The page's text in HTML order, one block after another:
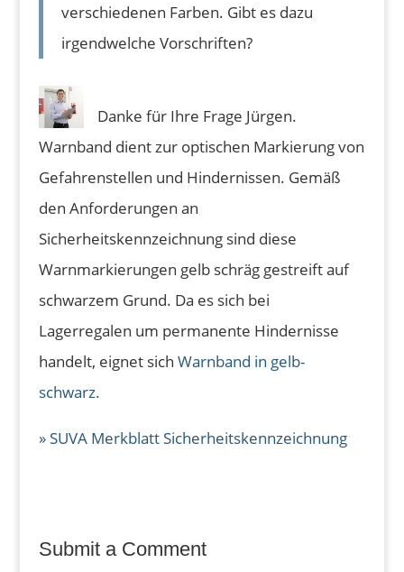
verschiedenen Farben. Gibt es dazu
irgendwelche Vorschriften?
Danke für Ihre Frage Jürgen.
Warnband dient zur optischen Markierung von
Gefahrenstellen und Hindernissen. Gemäß
den Anforderungen an
Sicherheitskennzeichnung sind diese
Warnmarkierungen gelb schräg gestreift auf
schwarzem Grund. Da es sich bei
Lagerregalen um permanente Hindernisse
handelt, eignet sich Warnband in gelb-
schwarz.
» SUVA Merkblatt Sicherheitskennzeichnung
Submit a Comment